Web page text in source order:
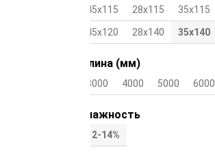
45х115 28х115 35х115
45х120 28х140 35х140
Длина (мм)
3000 4000 5000 6000
Влажность
12-14%